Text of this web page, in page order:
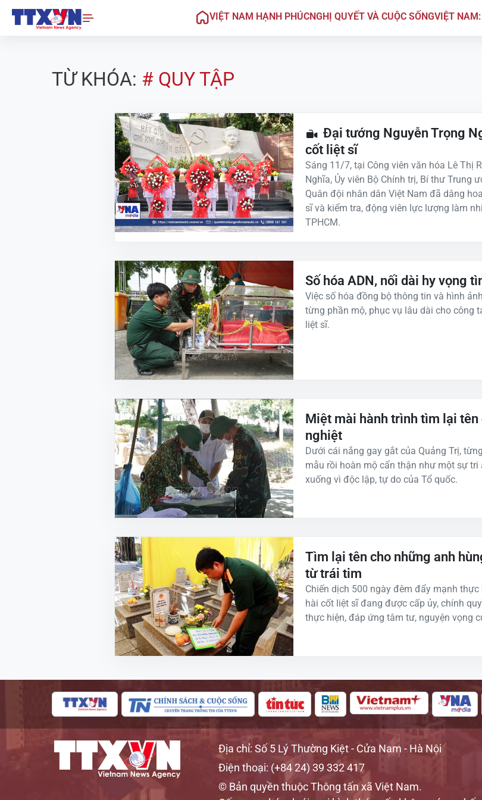
VIỆT NAM HẠNH PHÚCNGHỊ QUYẾT VÀ CUỘC SỐNGVIỆT
TỪ KHÓA: # QUY TẬP
Đại tướng Nguyễn Trọng
cốt liệt sĩ
Sáng 11/7, tại Công viên văn hóa Lê Thị
Nghĩa, Ủy viên Bộ Chính trị, Bí thư Trung
Quân đội nhân dân Việt Nam đã dâng
sĩ và kiểm tra, động viên lực lượng làm
TPHCM.
Số hóa ADN, nối dài hy vọng
Việc số hóa đồng bộ thông tin và hình
từng phần mộ, phục vụ lâu dài cho công
liệt sĩ.
Miệt mài hành trình tìm lại
nghiệt
Dưới cái nắng gay gắt của Quảng Trị,
mẫu rồi hoàn mộ cẩn thận như một sự
xuống vì độc lập, tự do của Tổ quốc.
Tìm lại tên cho những anh
từ trái tim
Chiến dịch 500 ngày đêm đẩy mạnh
hài cốt liệt sĩ đang được cấp ủy, chính
thực hiện, đáp ứng tâm tư, nguyện vọng
Địa chỉ: Số 5 Lý Thường Kiệt - Cửa Nam - Hà Nội
Điện thoại: (+84 24) 39 332 417
© Bản quyền thuộc Thông tấn xã Việt Nam.